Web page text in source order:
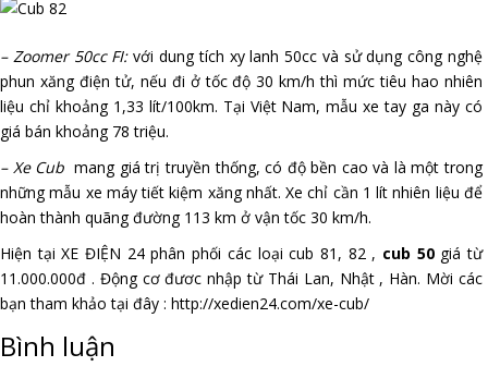
– Zoomer 50cc FI:với dung tích xy lanh 50cc và sử dụng công nghệ
phun xăng điện tử, nếu đi ở tốc độ 30 km/h thì mức tiêu hao nhiên
liệu chỉ khoảng 1,33 lít/100km. Tại Việt Nam, mẫu xe tay ga này có
giá bán khoảng 78 triệu.
– Xe Cub mang giá trị truyền thống, có độ bền cao và là một trong
những mẫu xe máy tiết kiệm xăng nhất. Xe chỉ cần 1 lít nhiên liệu để
hoàn thành quãng đường 113 km ở vận tốc 30 km/h.
Hiện tại XE ĐIỆN 24 phân phối các loại cub 81, 82 , cub 50giá từ
11.000.000đ . Động cơ đươc nhập từ Thái Lan, Nhật , Hàn. Mời các
bạn tham khảo tại đây : http://xedien24.com/xe-cub/
Bình luận